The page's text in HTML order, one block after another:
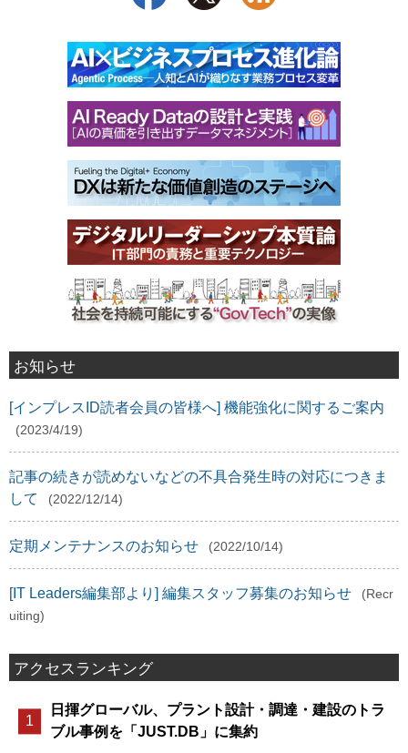
お知らせ
[インプレスID読者会員の皆様へ] 機能強化に関するご案内
(2023/4/19)
記事の続きが読めないなどの不具合発生時の対応につきま
して
(2022/12/14)
定期メンテナンスのお知らせ (2022/10/14)
[IT Leaders編集部より] 編集スタッフ募集のお知らせ
(Recr
uiting)
アクセスランキング
日揮グローバル、プラント設計・調達・建設のトラ
ブル事例を「JUST.DB」に集約